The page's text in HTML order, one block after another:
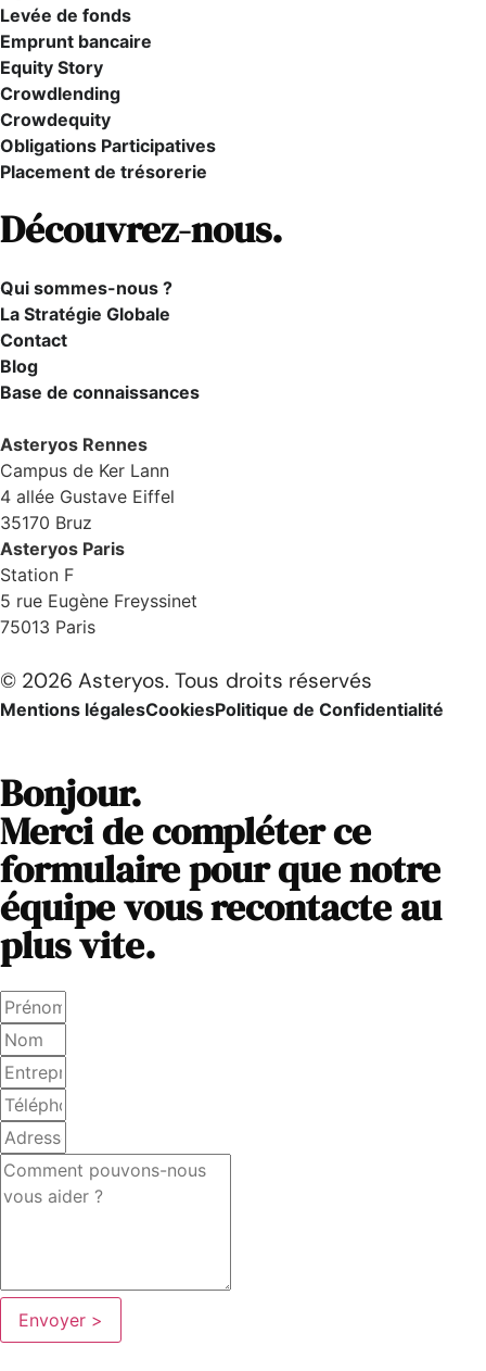
Levée de fonds
Emprunt bancaire
Equity Story
Crowdlending
Crowdequity
Obligations Participatives
Placement de trésorerie
Découvrez-nous.
Qui sommes-nous ?
La Stratégie Globale
Contact
Blog
Base de connaissances
Asteryos Rennes
Campus de Ker Lann
4 allée Gustave Eiffel
35170 Bruz
Asteryos Paris
Station F
5 rue Eugène Freyssinet
75013 Paris
© 2026 Asteryos. Tous droits réservés
Mentions légalesCookiesPolitique de Confidentialité
Bonjour.
Merci de compléter ce
formulaire pour que notre
équipe vous recontacte au
plus vite.
Envoyer >